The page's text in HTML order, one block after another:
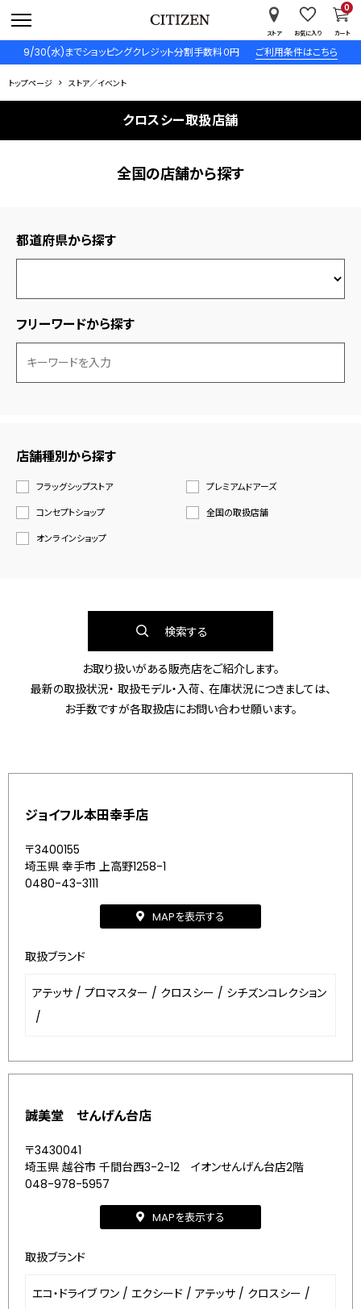
9/30(水)までショッピングクレジット分割手数料０円 ご利用条件はこちら
ストア お気に入り カート
0
トップページ ストア／イベント
クロスシー取扱店舗
全国の店舗から探す
都道府県から探す
フリーワードから探す
店舗種別から探す
フラッグシップストア
プレミアムドアーズ
コンセプトショップ
全国の取扱店舗
オンラインショップ
検索する
お取り扱いがある販売店をご紹介します。
最新の取扱状況・ 取扱モデル・入荷、 在庫状況につきましては、
お手数ですが各取扱店にお問い合わせ願います。
ジョイフル本田幸手店
〒3400155
埼玉県 幸手市 上高野1258-1
0480-43-3111
MAPを表示する
取扱ブランド
アテッサ / プロマスター / クロスシー / シチズンコレクション
/
誠美堂 せんげん台店
〒3430041
埼玉県 越谷市 千間台西3-2-12 イオンせんげん台店2階
048-978-5957
MAPを表示する
取扱ブランド
エコ・ドライブ ワン / エクシード / アテッサ / クロスシー /